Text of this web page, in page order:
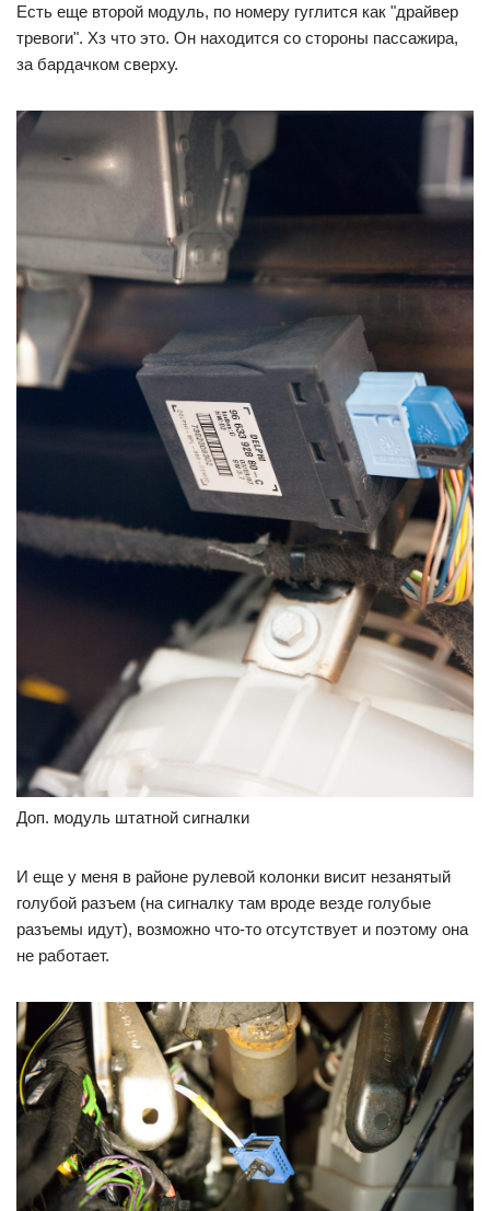
Есть еще второй модуль, по номеру гуглится как "драйвер
тревоги". Хз что это. Он находится со стороны пассажира,
за бардачком сверху.
Доп. модуль штатной сигналки
И еще у меня в районе рулевой колонки висит незанятый
голубой разъем (на сигналку там вроде везде голубые
разъемы идут), возможно что-то отсутствует и поэтому она
не работает.